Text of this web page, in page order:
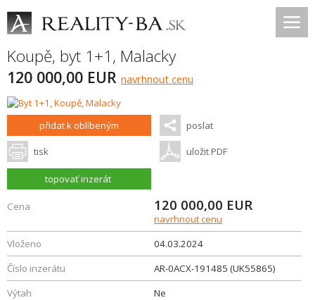
Koupě, byt 1+1, Malacky
120 000,00 EUR navrhnout cenu
přidat k oblíbeným poslat
tisk uložit PDF
topovať inzerát
Cena 120 000,00 EUR
navrhnout cenu
Vloženo
04.03.2024
Číslo inzerátu
AR-0ACX-191485 (UK55865)
Výtah
Ne